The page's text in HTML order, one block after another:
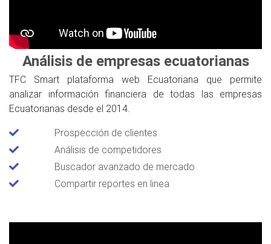
Análisis de empresas ecuatorianas
TFC Smart plataforma web Ecuatoriana que permite
analizar información financiera de todas las empresas
Ecuatorianas desde el 2014.
Prospección de clientes
Análisis de competidores
Buscador avanzado de mercado
Compartir reportes en linea